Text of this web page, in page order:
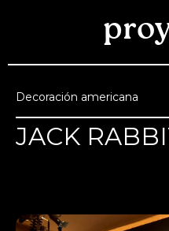
Decoración americana
JACK